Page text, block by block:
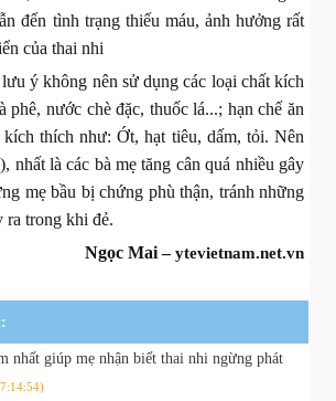
đến tình trạng thiếu máu, ảnh hưởng rất
của thai nhi
ý không nên sử dụng các loại chất kích
phê, nước chè đặc, thuốc lá...; hạn chế ăn
thích như: Ớt, hạt tiêu, dấm, tỏi. Nên
nhất là các bà mẹ tăng cân quá nhiều gây
mẹ bầu bị chứng phù thận, tránh những
ra trong khi đẻ.
Ngọc Mai –ytevietnam.net.vn
nhất giúp mẹ nhận biết thai nhi ngừng phát